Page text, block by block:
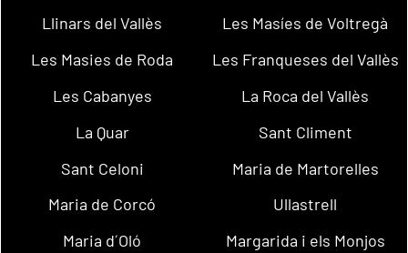
Llinars del Vallès
Les Masíes de Voltregà
Les Masies de Roda
Les Franqueses del Vallès
Les Cabanyes
La Roca del Vallès
La Quar
Sant Climent
Sant Celoni
Maria de Martorelles
Maria de Corcó
Ullastrell
Maria d´Oló
Margarida i els Monjos